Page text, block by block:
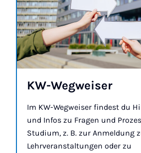
KW-Weg­weiser
Im KW-Wegweiser findest du
und Infos zu Fragen und
Studium, z. B. zur Anmeldung
Lehrveranstaltungen oder zu